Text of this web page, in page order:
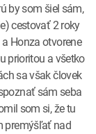
by som šiel sám,
cestovať 2 roky
Honza otvorene
prioritou a všetko
sa však človek
sám seba
som si, že tu
premýšľať nad